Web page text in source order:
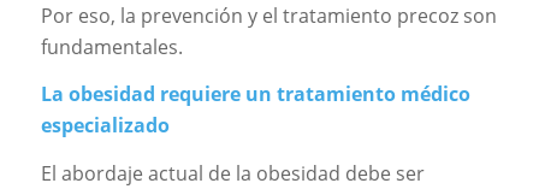
Por eso, la prevención y el tratamiento precoz son
fundamentales.
La obesidad requiere un tratamiento médico
especializado
El abordaje actual de la obesidad debe ser